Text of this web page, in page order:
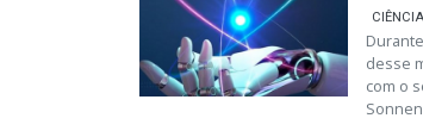
CIÊNCIA
desse
com o